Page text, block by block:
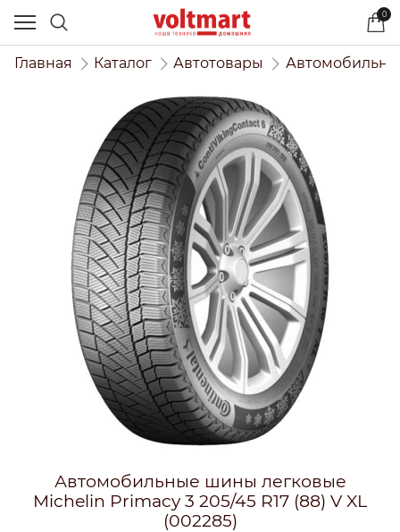
0
Главная Каталог Автотовары
Автомобильные шины легковые
Michelin Primacy 3 205/45 R17 (88) V XL
(002285)